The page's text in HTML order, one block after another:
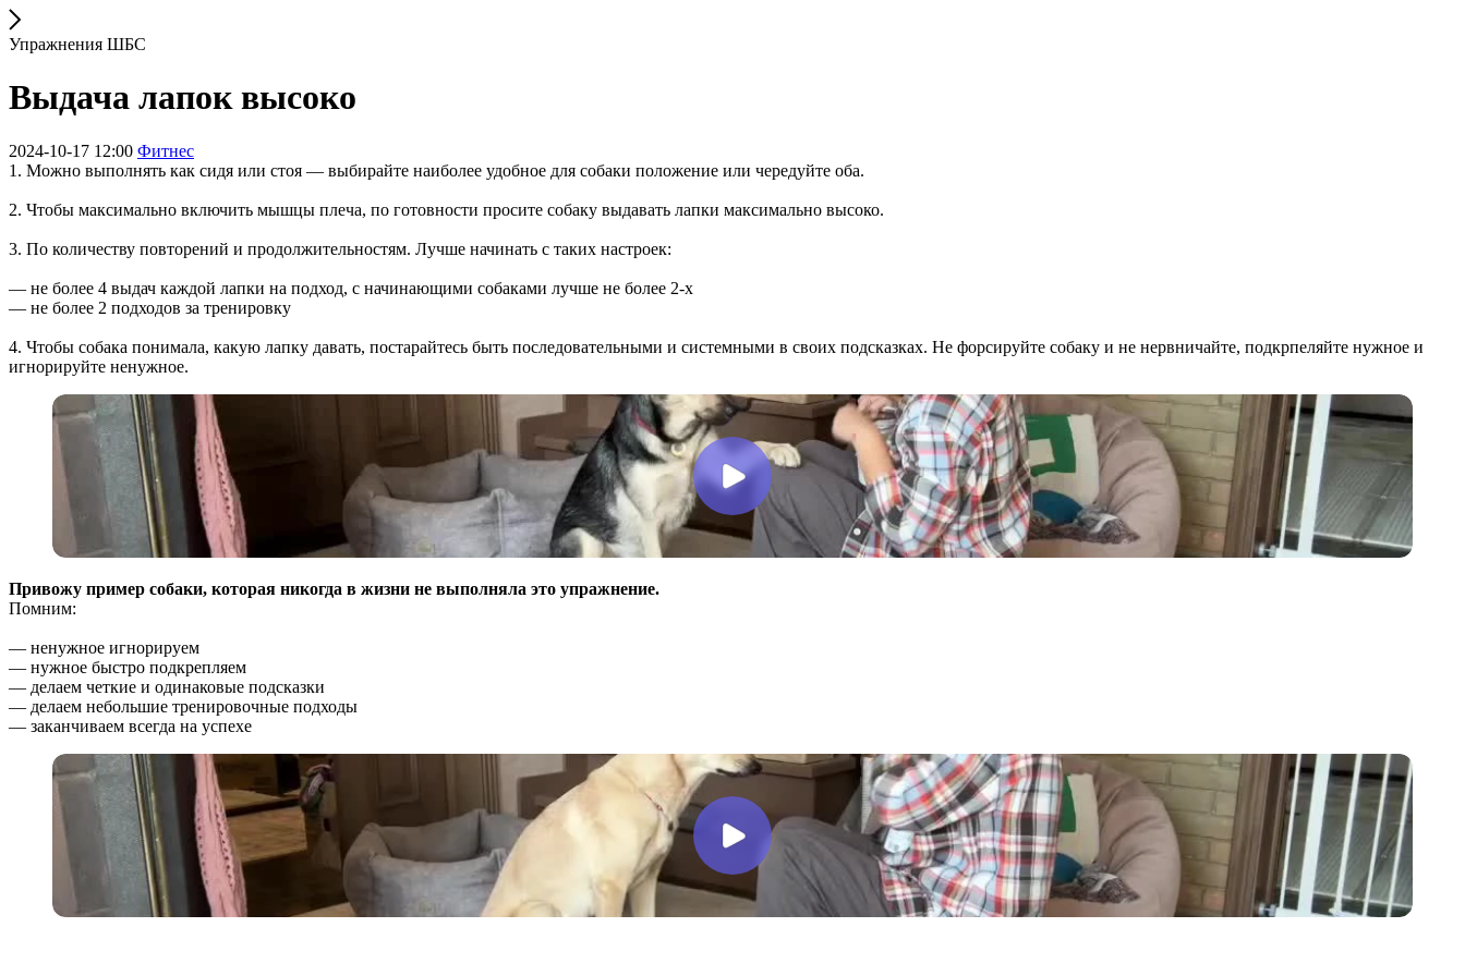
Упражнения ШБС
Выдача лапок высоко
2024-10-17 12:00 Фитнес
1. Можно выполнять как сидя или стоя — выбирайте наиболее удобное для собаки положение или чередуйте оба.
2. Чтобы максимально включить мышцы плеча, по готовности просите собаку выдавать лапки максимально высоко.
3. По количеству повторений и продолжительностям. Лучше начинать с таких настроек:
— не более 4 выдач каждой лапки на подход, с начинающими собаками лучше не более 2-х
— не более 2 подходов за тренировку
4. Чтобы собака понимала, какую лапку давать, постарайтесь быть последовательными и системными в своих подсказках. Не форсируйте собаку и не нервничайте, подкрпеляйте нужное и
игнорируйте ненужное.
Привожу пример собаки, которая никогда в жизни не выполняла это упражнение.
Помним:
— ненужное игнорируем
— нужное быстро подкрепляем
— делаем четкие и одинаковые подсказки
— делаем небольшие тренировочные подходы
— заканчиваем всегда на успехе